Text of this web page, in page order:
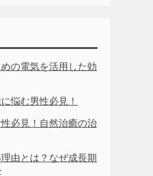
の電気を活用した効
悩む男性必見！
必見！自然治癒の治
由とは？なぜ成長期